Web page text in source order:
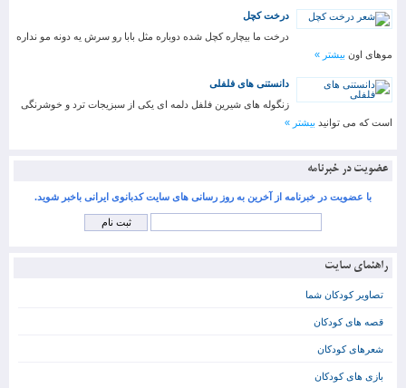
درخت کچل
درخت ما بیچاره کچل شده دوباره مثل بابا رو سرش یه دونه مو نداره
موهای اون بیشتر »
دانستنی های فلفلی
زنگوله های شیرین فلفل دلمه ای یکی از سبزیجات ترد و خوشرنگی
است که می توانید بیشتر »
عضویت در خبرنامه
با عضویت در خبرنامه از آخرین به روز رسانی های سایت کدبانوی ایرانی باخبر شوید.
راهنمای سایت
تصاویر کودکان شما
قصه های کودکان
شعرهای کودکان
بازی های کودکان